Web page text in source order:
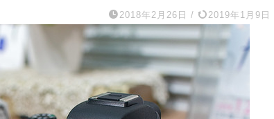
2018年2月26日 / 2019年1月9日